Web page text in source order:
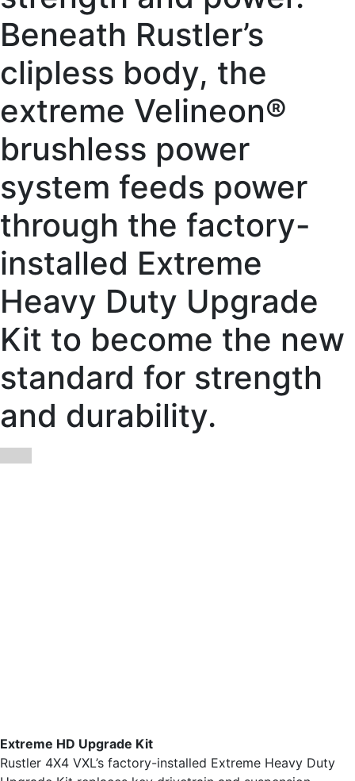
Beneath Rustler’s
clipless body, the
extreme Velineon®
brushless power
system feeds power
through the factory-
installed Extreme
Heavy Duty Upgrade
Kit to become the new
standard for strength
and durability.
Extreme HD Upgrade Kit
Rustler 4X4 VXL’s factory-installed Extreme Heavy Duty